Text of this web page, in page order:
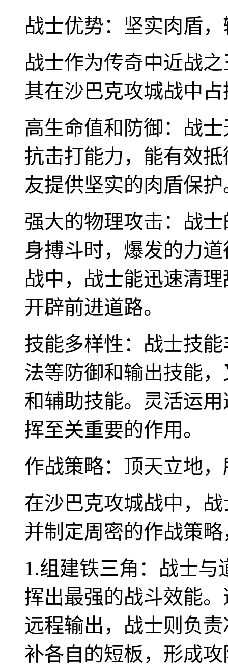
战士优势：坚实肉盾
战士作为传奇中近战
其在沙巴克攻城战中
高生命值和防御：战
抗击打能力，能有效
友提供坚实的肉盾保护
强大的物理攻击：战
身搏斗时，爆发的力
战中，战士能迅速清
开辟前进道路。
技能多样性：战士技
法等防御和输出技能
和辅助技能。灵活运
挥至关重要的作用。
作战策略：顶天立地
在沙巴克攻城战中，
并制定周密的作战策
1.组建铁三角：战士
挥出最强的战斗效能
远程输出，战士则负
补各自的短板，形成